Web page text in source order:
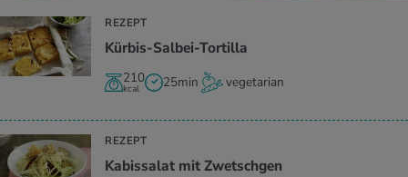
REZEPT
Kürbis-Salbei-Tortilla
210
kcal 25min vegetarian
REZEPT
Kabissalat mit Zwetschgen